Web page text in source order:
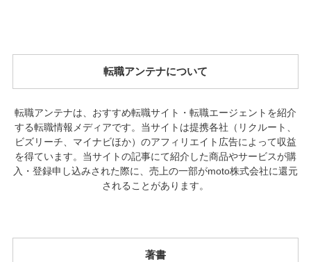
転職アンテナについて
転職アンテナは、おすすめ転職サイト・転職エージェントを紹介
する転職情報メディアです。当サイトは提携各社（リクルート、
ビズリーチ、マイナビほか）のアフィリエイト広告によって収益
を得ています。当サイトの記事にて紹介した商品やサービスが購
入・登録申し込みされた際に、売上の一部がmoto株式会社に還元
されることがあります。
著書